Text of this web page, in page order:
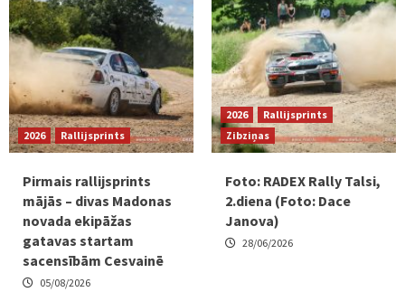
2026 Rallijsprints
Pirmais rallijsprints
mājās – divas Madonas
novada ekipāžas
gatavas startam
sacensībām Cesvainē
05/08/2026
2026
Rallijsprints
Zibziņas
Foto: RADEX Rally Talsi,
2.diena (Foto: Dace
Janova)
28/06/2026